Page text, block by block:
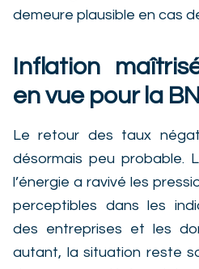
demeure plausible en cas
Inflation
en vue pour la
Le retour des taux
désormais peu probable.
l’énergie a ravivé les
perceptibles dans les
des entreprises et les
autant, la situation reste